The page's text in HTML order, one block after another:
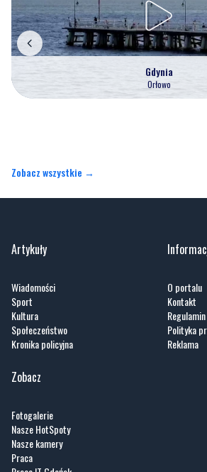
Gdynia
Orłowo
Zobacz wszystkie →
Artykuły
Wiadomości
Sport
Kultura
Społeczeństwo
Kronika policyjna
O portalu
Kontakt
Regulamin
Polityka
Reklama
Zobacz
Fotogalerie
Nasze HotSpoty
Nasze kamery
Praca